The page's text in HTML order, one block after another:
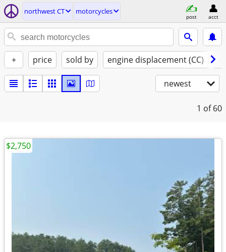
northwest CT motorcycles
post acct
+ price sold by engine displacement (CC)
newest
1 of 60
$2,750